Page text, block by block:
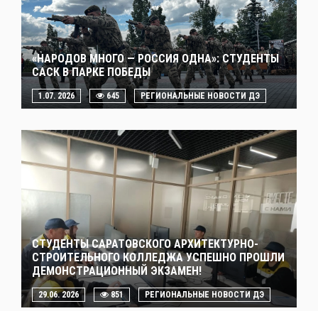
«НАРОДОВ МНОГО — РОССИЯ ОДНА»: СТУДЕНТЫ
САСК В ПАРКЕ ПОБЕДЫ
1.07. 2026 645 РЕГИОНАЛЬНЫЕ НОВОСТИ ДЭ
СТУДЕНТЫ САРАТОВСКОГО АРХИТЕКТУРНО-
СТРОИТЕЛЬНОГО КОЛЛЕДЖА УСПЕШНО ПРОШЛИ
ДЕМОНСТРАЦИОННЫЙ ЭКЗАМЕН!
29.06. 2026 851 РЕГИОНАЛЬНЫЕ НОВОСТИ ДЭ